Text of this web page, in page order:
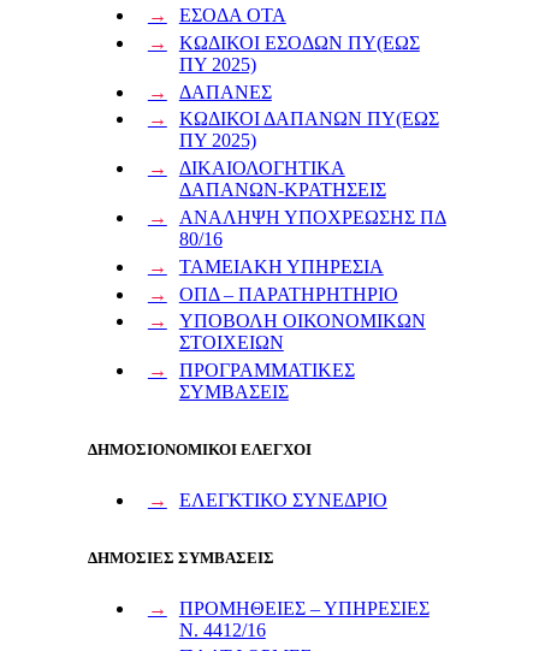
ΕΣΟΔΑ ΟΤΑ
ΚΩΔΙΚΟΙ ΕΣΟΔΩΝ ΠΥ(ΕΩΣ
ΠΥ 2025)
ΔΑΠΑΝΕΣ
ΚΩΔΙΚΟΙ ΔΑΠΑΝΩΝ ΠΥ(ΕΩΣ
ΠΥ 2025)
ΔΙΚΑΙΟΛΟΓΗΤΙΚΑ
ΔΑΠΑΝΩΝ-ΚΡΑΤΗΣΕΙΣ
ΑΝΑΛΗΨΗ ΥΠΟΧΡΕΩΣΗΣ ΠΔ
80/16
ΤΑΜΕΙΑΚΗ ΥΠΗΡΕΣΙΑ
ΟΠΔ – ΠΑΡΑΤΗΡΗΤΗΡΙΟ
ΥΠΟΒΟΛΗ ΟΙΚΟΝΟΜΙΚΩΝ
ΣΤΟΙΧΕΙΩΝ
ΠΡΟΓΡΑΜΜΑΤΙΚΕΣ
ΣΥΜΒΑΣΕΙΣ
ΔΗΜΟΣΙΟΝΟΜΙΚΟΙ ΕΛΕΓΧΟΙ
ΕΛΕΓΚΤΙΚΟ ΣΥΝΕΔΡΙΟ
ΔΗΜΟΣΙΕΣ ΣΥΜΒΑΣΕΙΣ
ΠΡΟΜΗΘΕΙΕΣ – ΥΠΗΡΕΣΙΕΣ
Ν. 4412/16